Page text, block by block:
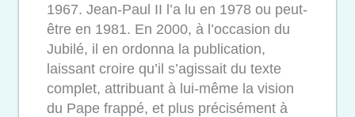
1967. Jean-Paul II l’a lu en 1978 ou peut-
être en 1981. En 2000, à l’occasion du
Jubilé, il en ordonna la publication,
laissant croire qu’il s’agissait du texte
complet, attribuant à lui-même la vision
du Pape frappé, et plus précisément à